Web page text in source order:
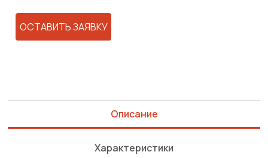
ОСТАВИТЬ ЗАЯВКУ
Описание
Характеристики